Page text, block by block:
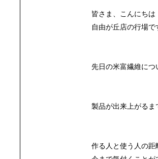
皆さま、こんにちは
自由が丘店の行場で
先日の米富繊維につ
製品が出来上がるま
作る人と使う人の距